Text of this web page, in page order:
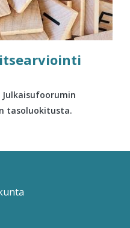
tasoluokitusta.